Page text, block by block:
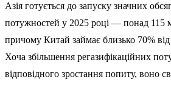
Азія готується до запуску значних
потужностей у 2025 році — понад 115
причому Китай займає близько 70% від
Хоча збільшення регазифікаційних
відповідного зростання попиту, воно